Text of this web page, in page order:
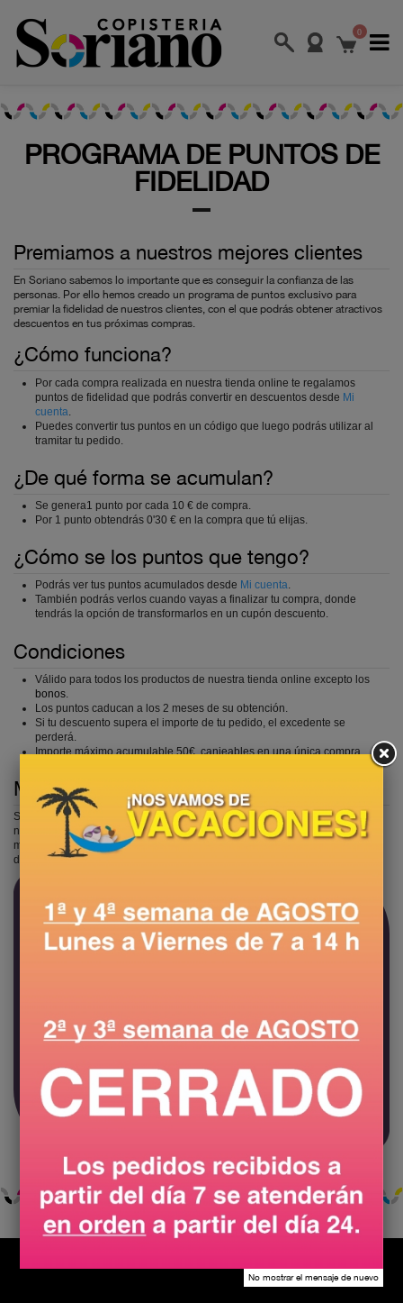
0
PROGRAMA DE PUNTOS DE
FIDELIDAD
Premiamos a nuestros mejores clientes
En Soriano sabemos lo importante que es conseguir la confianza de las
personas. Por ello hemos creado un programa de puntos exclusivo para
premiar la fidelidad de nuestros clientes, con el que podrás obtener atractivos
descuentos en tus próximas compras.
¿Cómo funciona?
Por cada compra realizada en nuestra tienda online te regalamos
puntos de fidelidad que podrás convertir en descuentos desde Mi
cuenta
Puedes convertir tus puntos en un código que luego podrás utilizar al
tramitar tu pedido.
¿De qué forma se acumulan?
Se genera1 punto por cada 10 € de compra.
Por 1 punto obtendrás 0'30 € en la compra que tú elijas.
¿Cómo se los puntos que tengo?
Podrás ver tus puntos acumulados desde Mi cuenta.
También podrás verlos cuando vayas a finalizar tu compra, donde
tendrás la opción de transformarlos en un cupón descuento.
Condiciones
Válido para todos los productos de nuestra tienda online excepto los
bonos
Los puntos caducan a los 2 meses de su obtención.
Si tu descuento supera el importe de tu pedido, el excedente se
perderá.
Importe máximo acumulable 50€, canjeables en una única compra.
Mayoristas
Si te dedicas al mundo de las artes gráficas y quieres colaborar con
nosotros, puedes solicitarnos un código de descuento especial para
mayoristas. Ten en cuenta que una vez te activemos este cupón, se te
desactivará el programa de puntos de fidelidad.
No mostrar el mensaje de nuevo